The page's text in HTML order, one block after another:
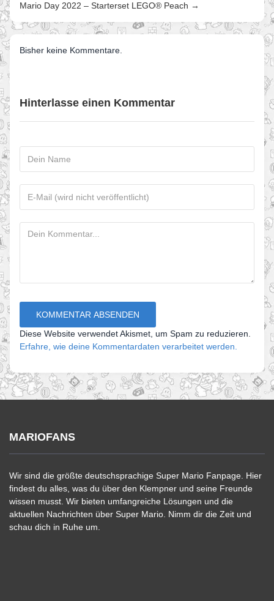
Mario Day 2022 – Starterset LEGO® Peach →
Bisher keine Kommentare.
Hinterlasse einen Kommentar
Diese Website verwendet Akismet, um Spam zu reduzieren.
Erfahre, wie deine Kommentardaten verarbeitet werden.
MARIOFANS
Wir sind die größte deutschsprachige Super Mario Fanpage. Hier
findest du alles, was du über den Klempner und seine Freunde
wissen musst. Wir bieten umfangreiche Lösungen und die
aktuellen Nachrichten über Super Mario. Nimm dir die Zeit und
schau dich in Ruhe um.